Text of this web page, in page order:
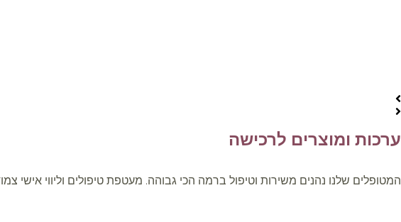
ערכות ומוצרים לרכישה
המטופלים שלנו נהנים משירות וטיפול ברמה הכי גבוהה. מעטפת טיפולים וליווי אישי